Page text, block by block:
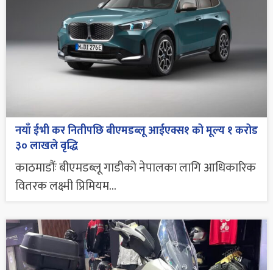
नयाँ ईभी कर नितीपछि बीएमडब्लू आईएक्स१ को मूल्य १ करोड
३० लाखले वृद्धि
काठमाडौंः बीएमडब्लू गाडीको नेपालका लागि आधिकारिक
वितरक लक्ष्मी प्रिमियम...